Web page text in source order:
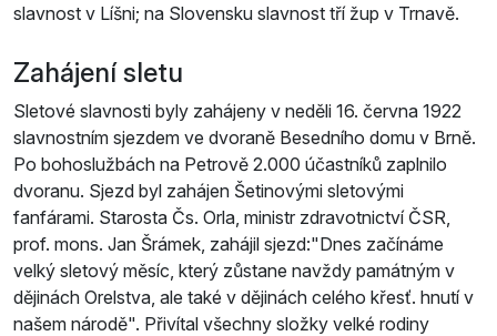
slavnost v Líšni; na Slovensku slavnost tří žup v Trnavě.
Zahájení sletu
Sletové slavnosti byly zahájeny v neděli 16. června 1922
slavnostním sjezdem ve dvoraně Besedního domu v Brně.
Po bohoslužbách na Petrově 2.000 účastníků zaplnilo
dvoranu. Sjezd byl zahájen Šetinovými sletovými
fanfárami. Starosta Čs. Orla, ministr zdravotnictví ČSR,
prof. mons. Jan Šrámek, zahájil sjezd:"Dnes začínáme
velký sletový měsíc, který zůstane navždy památným v
dějinách Orelstva, ale také v dějinách celého křesť. hnutí v
našem národě". Přivítal všechny složky velké rodiny